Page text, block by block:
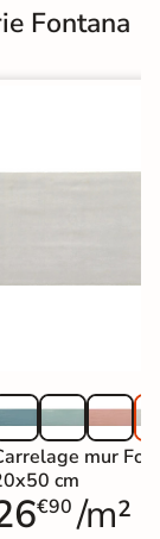
Fontana
mur
cm
€90 /m²